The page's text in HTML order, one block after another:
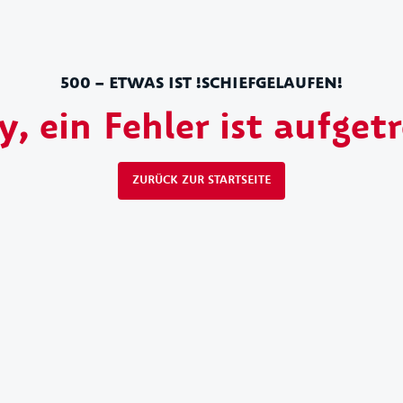
500 – ETWAS IST !SCHIEFGELAUFEN!
ein Fehler ist
ZURÜCK ZUR STARTSEITE